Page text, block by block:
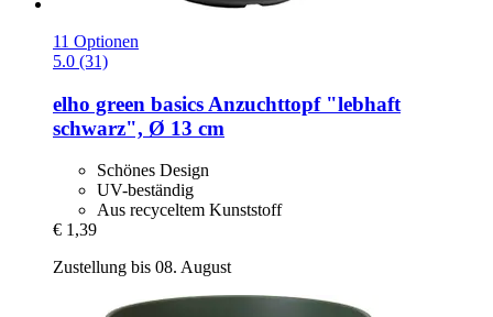
11 Optionen
5.0 (31)
elho green basics Anzuchttopf "lebhaft
schwarz", Ø 13 cm
Schönes Design
UV-beständig
Aus recyceltem Kunststoff
€ 1,39
Zustellung bis 08. August